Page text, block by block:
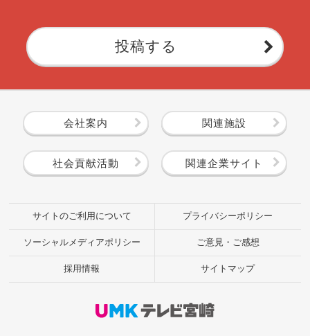
投稿する
会社案内 関連施設
社会貢献活動 関連企業サイト
サイトのご利用について プライバシーポリシー
ソーシャルメディアポリシー ご意見・ご感想
採用情報 サイトマップ